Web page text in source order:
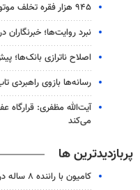
۹۴۵ هزار فقره تخلف موتورسواران در تهران
نبرد روایت‌ها؛
اصلاح ناترازی بانک‌ها؛
رسانه‌ها بازوی راهبردی
آیت‌الله مظفری: قرارگاه
می‌کند
پربازدیدترین ها
کامیون با راننده ۸ ساله در اصفهان توقیف شد